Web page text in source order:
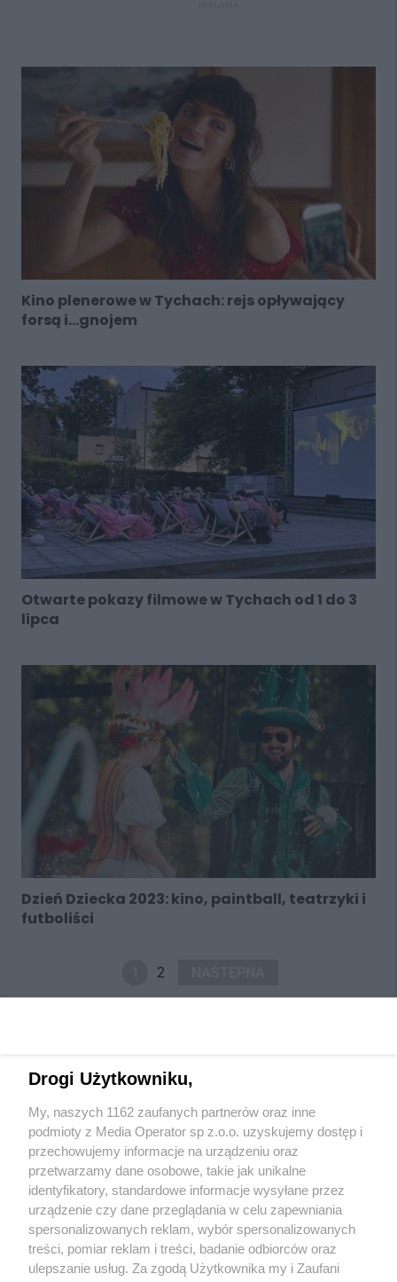
Kino plenerowe w Tychach: rejs opływający
forsą i...gnojem
Otwarte pokazy filmowe w Tychach od 1 do 3
lipca
Dzień Dziecka 2023: kino, paintball, teatrzyki i
futboliści
2
Wydawca mediówlokalnych
Nie zapomnij
zapoznać się z:
polityką prywatności regulamin korzystania z portali
Twojemiasto Skontaktuj się z nami
Drogi Użytkowniku,
My, naszych 1162 zaufanych partnerów oraz inne
podmioty z Media Operator sp z.o.o. uzyskujemy dostęp i
przechowujemy informacje na urządzeniu oraz
przetwarzamy dane osobowe, takie jak unikalne
identyfikatory, standardowe informacje wysyłane przez
urządzenie czy dane przeglądania w celu zapewniania
spersonalizowanych reklam, wybór spersonalizowanych
treści, pomiar reklam i treści, badanie odbiorców oraz
ulepszanie usług. Za zgodą Użytkownika my i Zaufani